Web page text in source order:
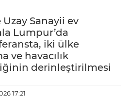
Uzay Sanayii ev
Lumpur’da
iki ülke
ve havacılık
derinleştirilmesi
17:21